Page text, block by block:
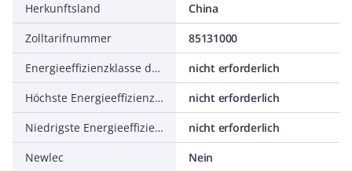
Herkunftsland
China
Zolltarifnummer
85131000
Energieeffizienzklasse des mitgelieferten austauschbaren Leuchtmittels
nicht erforderlich
Höchste Energieeffizienzklasse des austauschbaren Leuchtmittels
nicht erforderlich
Niedrigste Energieeffizienzklasse des austauschbaren Leuchtmittels
nicht erforderlich
Newlec
Nein